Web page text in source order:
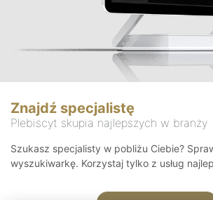
Znajdź specjalistę
Plebiscyt skupia najlepszych w branży
Szukasz specjalisty w pobliżu Ciebie?
wyszukiwarkę. Korzystaj tylko z usług